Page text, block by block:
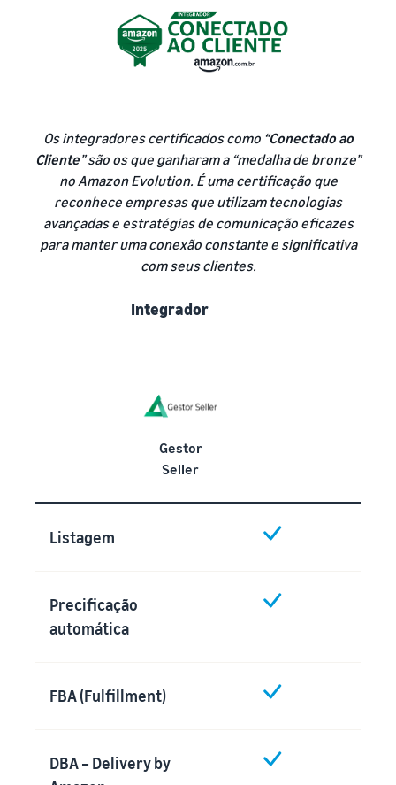
Os integradores certificados como “Conectado ao
Cliente” são os que ganharam a “medalha de bronze”
no Amazon Evolution. É uma certificação que
reconhece empresas que utilizam tecnologias
avançadas e estratégias de comunicação eficazes
para manter uma conexão constante e significativa
com seus clientes.
Integrador
Gestor
Seller
Listagem
Precificação
automática
FBA (Fulfillment)
DBA – Delivery by